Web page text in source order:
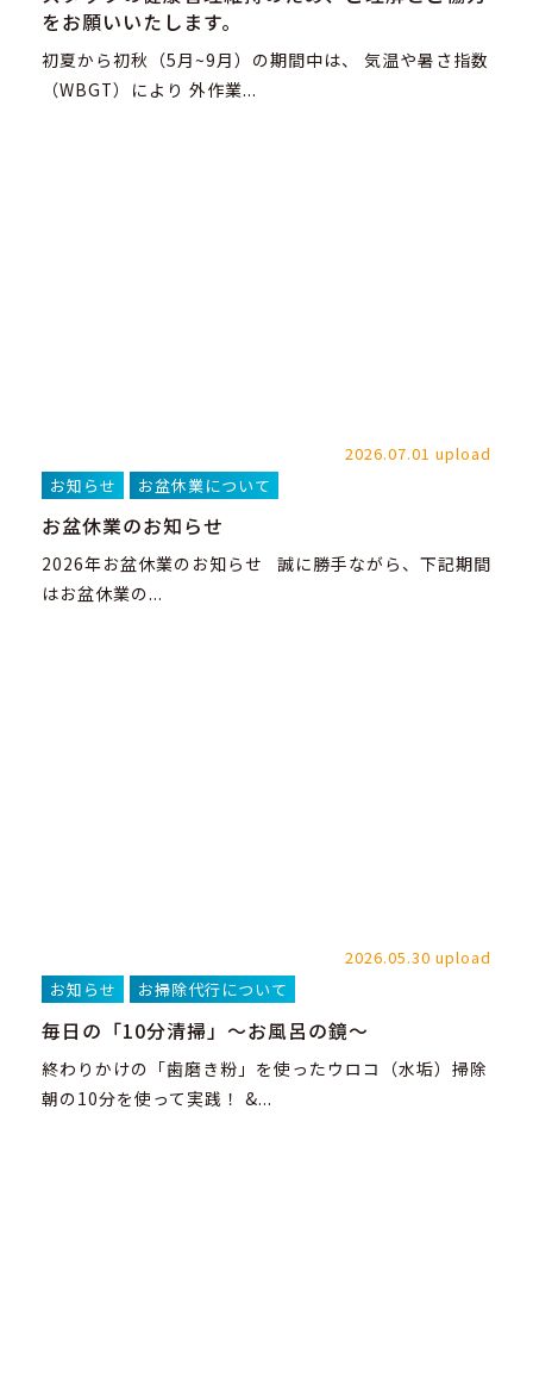
をお願いいたします。
初夏から初秋（5月~9月）の期間中は、 気温や暑さ指数
（WBGT）により 外作業...
2026.07.01 upload
お知らせ
お盆休業について
お盆休業のお知らせ
2026年お盆休業のお知らせ 誠に勝手ながら、下記期間
はお盆休業の...
2026.05.30 upload
お知らせ
お掃除代行について
毎日の「10分清掃」～お風呂の鏡～
終わりかけの「歯磨き粉」を使ったウロコ（水垢）掃除
朝の10分を使って実践！ &...